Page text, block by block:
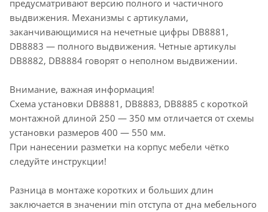
предусматривают версию полного и частичного
выдвижения. Механизмы с артикулами,
заканчивающимися на нечетные цифры DB8881,
DB8883 — полного выдвижения. Четные артикулы
DB8882, DB8884 говорят о неполном выдвижении.
Внимание, важная информация!
Схема установки DB8881, DB8883, DB8885 с короткой
монтажной длиной 250 — 350 мм отличается от схемы
установки размеров 400 — 550 мм.
При нанесении разметки на корпус мебели чётко
следуйте инструкции!
Разница в монтаже коротких и больших длин
заключается в значении min отступа от дна мебельного